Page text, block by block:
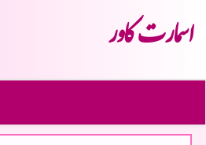
اسمارت كاور